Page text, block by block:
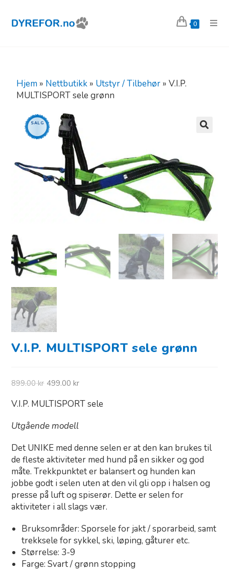
0
Hjem » Nettbutikk » Utstyr / Tilbehør »V.I.P.
MULTISPORT sele grønn
SALG
V.I.P. MULTISPORT sele grønn
899.00kr 499.00kr
V.I.P. MULTISPORT sele
Utgående modell
Det UNIKE med denne selen er at den kan brukes til
de fleste aktiviteter med hund på en sikker og god
måte. Trekkpunktet er balansert og hunden kan
jobbe godt i selen uten at den vil gli opp i halsen og
presse på luft og spiserør. Dette er selen for
aktiviteter i all slags vær.
Bruksområder: Sporsele for jakt / sporarbeid, samt
trekksele for sykkel, ski, løping, gåturer etc.
Størrelse: 3-9
Farge: Svart / grønn stopping